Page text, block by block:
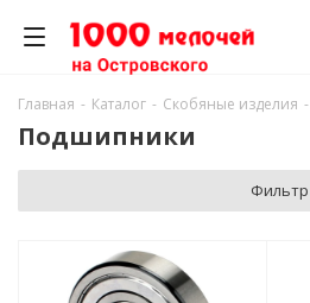
Главная - Каталог - Скобяные изделия -
Подшипники
Фильтр